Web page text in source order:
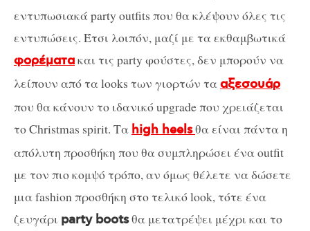
εντυπωσιακά party outfits που θα κλέψουν όλες τις
εντυπώσεις. Έτσι λοιπόν, μαζί με τα εκθαμβωτικά
φορέματακαι τις party φούστες, δεν μπορούν να
λείπουν από τα looks των γιορτών τααξεσουάρ
που θα κάνουν το ιδανικό upgrade που χρειάζεται
το Christmas spirit. Τα high heelsθα είναι πάντα η
απόλυτη προσθήκη που θα συμπληρώσει ένα outfit
με τον πιο κομψό τρόπο, αν όμως θέλετε να δώσετε
μια fashion προσθήκη στο τελικό look, τότε ένα
ζευγάρι party bootsθα μετατρέψει μέχρι και το